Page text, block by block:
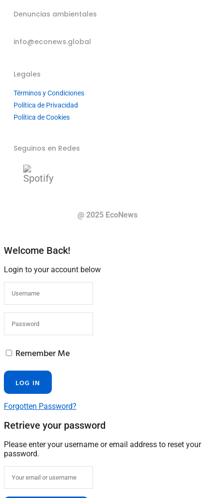
Denuncias ambientales
info@econews.global
Legales
Términos y Condiciones
Política de Privacidad
Política de Cookies
Seguinos en Redes
@ 2025 EcoNews
Welcome Back!
Login to your account below
Remember Me
Forgotten Password?
Retrieve your password
Please enter your username or email address to reset your
password.